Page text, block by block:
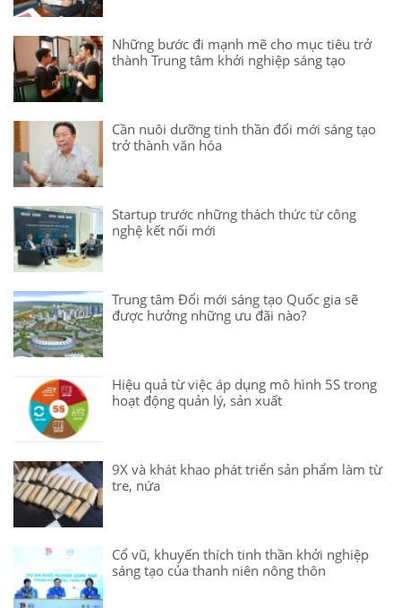
Những bước đi mạnh mẽ cho mục tiêu trở
thành Trung tâm khởi nghiệp sáng tạo
Cần nuôi dưỡng tinh thần đổi mới sáng tạo
trở thành văn hóa
Startup trước những thách thức từ công
nghệ kết nối mới
Trung tâm Đổi mới sáng tạo Quốc gia sẽ
được hưởng những ưu đãi nào?
Hiệu quả từ việc áp dụng mô hình 5S trong
hoạt động quản lý, sản xuất
9X và khát khao phát triển sản phẩm làm từ
tre, nứa
Cổ vũ, khuyến thích tinh thần khởi nghiệp
sáng tạo của thanh niên nông thôn